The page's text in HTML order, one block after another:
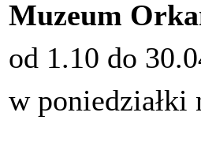
Muzeum
od 1.10 do
w poniedziałki